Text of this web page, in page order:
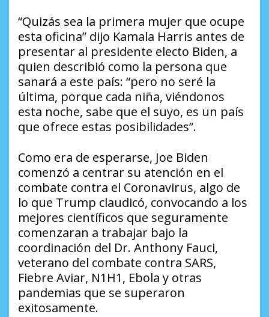
“Quizás sea la primera mujer que ocupe
esta oficina” dijo Kamala Harris antes de
presentar al presidente electo Biden, a
quien describió como la persona que
sanará a este país: “pero no seré la
última, porque cada niña, viéndonos
esta noche, sabe que el suyo, es un país
que ofrece estas posibilidades”.
Como era de esperarse, Joe Biden
comenzó a centrar su atención en el
combate contra el Coronavirus, algo de
lo que Trump claudicó, convocando a los
mejores científicos que seguramente
comenzaran a trabajar bajo la
coordinación del Dr. Anthony Fauci,
veterano del combate contra SARS,
Fiebre Aviar, N1H1, Ebola y otras
pandemias que se superaron
exitosamente.